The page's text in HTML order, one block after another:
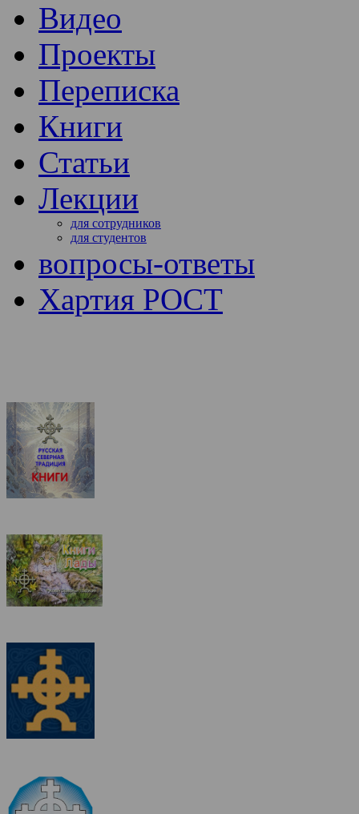
Видео
Проекты
Переписка
Книги
Статьи
Лекции
для сотрудников
для студентов
вопросы-ответы
Хартия РОСТ